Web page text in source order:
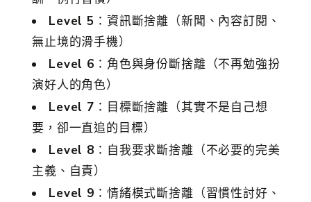
Level 5 ：資訊斷捨離（新聞、內容訂閱、
無止境的滑手機）
Level 6 ：角色與身份斷捨離（不再勉強扮
演好人的角色）
Level 7 ：目標斷捨離（其實不是自己想
要，卻一直追的目標）
Level 8 ：自我要求斷捨離（不必要的完美
主義、自責）
Level 9 ：情緒模式斷捨離（習慣性討好、